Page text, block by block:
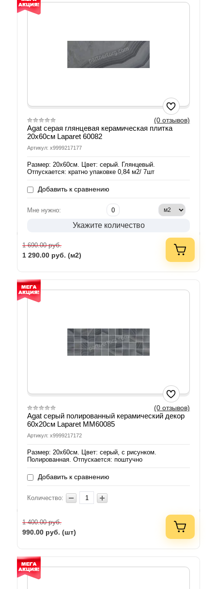
(0 отзывов)
Agat серая глянцевая керамическая плитка
20х60см Laparet 60082
Артикул: х9999217177
Размер: 20х60см. Цвет: серый. Глянцевый.
Отпускается: кратно упаковке 0,84 м2/ 7шт
Добавить к сравнению
Мне нужно:
Укажите количество
1 690.00руб.
1 290.00 руб. (м2)
(0 отзывов)
Agat серый полированный керамический декор
60х20см Laparet MM60085
Артикул: х9999217172
Размер: 20х60см. Цвет: серый, с рисунком.
Полированная. Отпускается: поштучно
Добавить к сравнению
Количество:
1 400.00руб.
990.00 руб. (шт)